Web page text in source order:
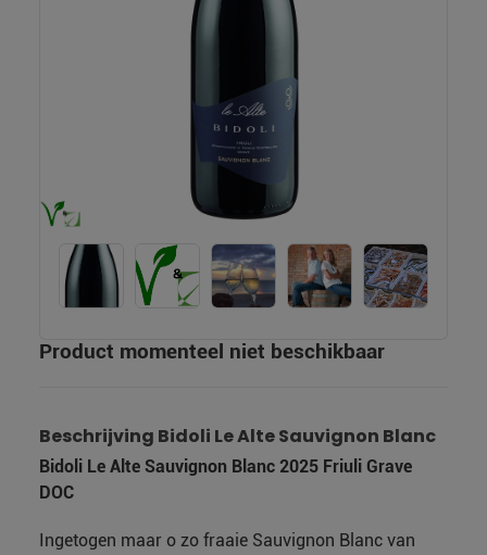
Product momenteel niet beschikbaar
Beschrijving Bidoli Le Alte Sauvignon Blanc
Bidoli Le Alte Sauvignon Blanc 2025 Friuli Grave
DOC
Ingetogen maar o zo fraaie Sauvignon Blanc van